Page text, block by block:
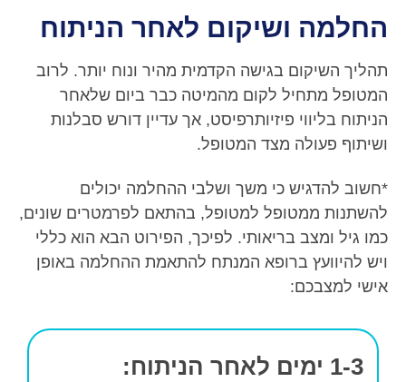
החלמה ושיקום לאחר הניתוח
תהליך השיקום בגישה הקדמית מהיר ונוח יותר. לרוב
המטופל מתחיל לקום מהמיטה כבר ביום שלאחר
הניתוח בליווי פיזיותרפיסט, אך עדיין דורש סבלנות
ושיתוף פעולה מצד המטופל.
*חשוב להדגיש כי משך ושלבי ההחלמה יכולים
להשתנות ממטופל למטופל, בהתאם לפרמטרים שונים,
כמו גיל ומצב בריאותי. לפיכך, הפירוט הבא הוא כללי
ויש להיוועץ ברופא המנתח להתאמת ההחלמה באופן
אישי למצבכם:
1-3 ימים לאחר הניתוח: